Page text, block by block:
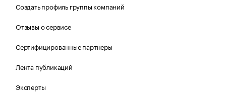
Создать профиль группы компаний
Отзывы о сервисе
Сертифицированные партнеры
Лента публикаций
Эксперты